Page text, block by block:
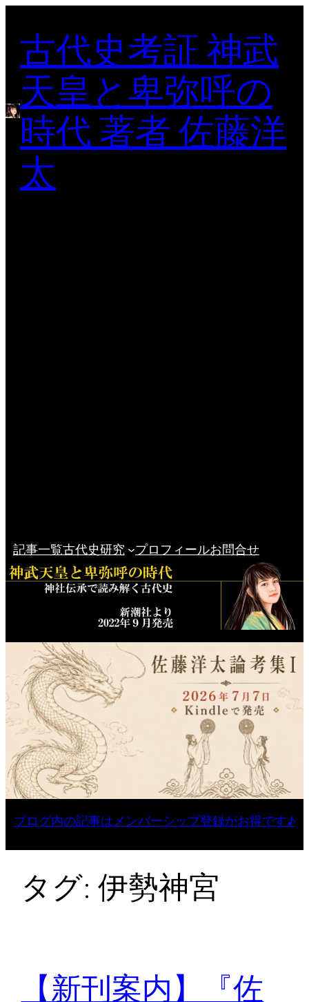
ッ
古代史考証 神武
天皇と卑弥呼の
時代 著者 佐藤洋
太
記事一覧古代史研究 プロフィールお問合せ
ブログ内の記事はメンバーシップ登録がお得です♪
タグ:伊勢神宮
【新刊案内】『佐